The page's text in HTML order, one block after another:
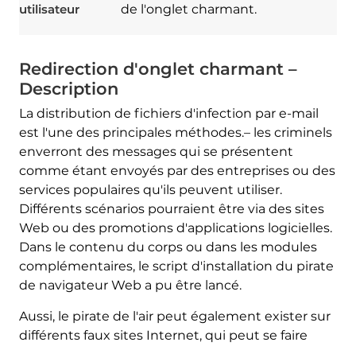
utilisateur
de l'onglet charmant.
Redirection d'onglet charmant –
Description
La distribution de fichiers d'infection par e-mail
est l'une des principales méthodes.– les criminels
enverront des messages qui se présentent
comme étant envoyés par des entreprises ou des
services populaires qu'ils peuvent utiliser.
Différents scénarios pourraient être via des sites
Web ou des promotions d'applications logicielles.
Dans le contenu du corps ou dans les modules
complémentaires, le script d'installation du pirate
de navigateur Web a pu être lancé.
Aussi, le pirate de l'air peut également exister sur
différents faux sites Internet, qui peut se faire